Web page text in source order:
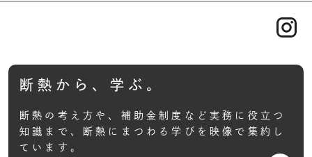
TOP
基本性能
住宅TOP
非住宅TOP
製品一覧
ネオマ断熱ボード
ネオマゼウス
施工について
ネオマアカデミー
断熱等級7について
快適空間研究所
産業資材
断熱から、学ぶ。
断熱の考え方や、補助金制度など実務に役立つ
知識まで、 断熱にまつわる学びを映像で集約し
ています。